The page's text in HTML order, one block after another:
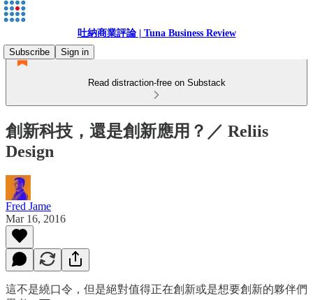
吐納商業評論 | Tuna Business Review
Subscribe
Sign in
Read distraction-free on Substack
創新科技，還是創新應用？／ Reliis
Design
Fred Jame
Mar 16, 2016
這不是繞口令，但是絕對值得正在創新或是想要創新的夥伴們